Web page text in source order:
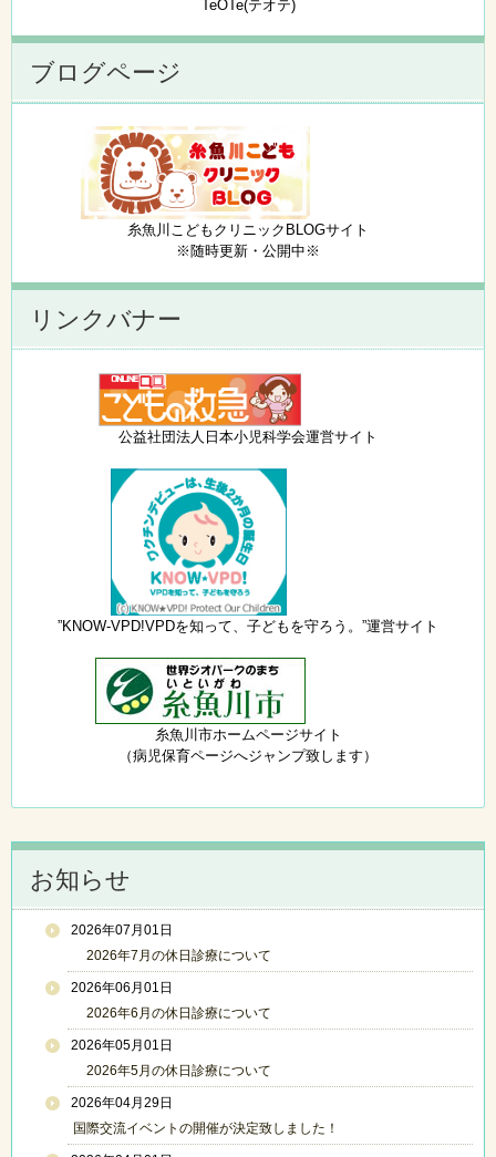
TeOTe(テオテ)
ブログページ
糸魚川こどもクリニックBLOGサイト
※随時更新・公開中※
リンクバナー
公益社団法人日本小児科学会運営サイト
”KNOW-VPD!VPDを知って、子どもを守ろう。”運営サイト
糸魚川市ホームページサイト
（病児保育ページへジャンプ致します）
お知らせ
2026年07月01日
2026年7月の休日診療について
2026年06月01日
2026年6月の休日診療について
2026年05月01日
2026年5月の休日診療について
2026年04月29日
国際交流イベントの開催が決定致しました！